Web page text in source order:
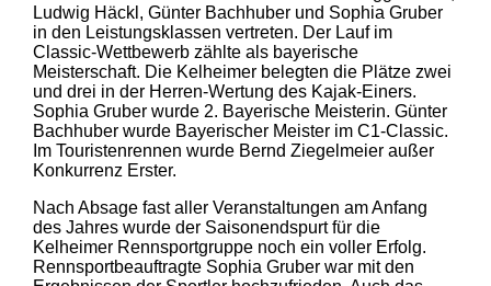
Ludwig Häckl, Günter Bachhuber und Sophia Gruber
in den Leistungsklassen vertreten. Der Lauf im
Classic-Wettbewerb zählte als bayerische
Meisterschaft. Die Kelheimer belegten die Plätze zwei
und drei in der Herren-Wertung des Kajak-Einers.
Sophia Gruber wurde 2. Bayerische Meisterin. Günter
Bachhuber wurde Bayerischer Meister im C1-Classic.
Im Touristenrennen wurde Bernd Ziegelmeier außer
Konkurrenz Erster.
Nach Absage fast aller Veranstaltungen am Anfang
des Jahres wurde der Saisonendspurt für die
Kelheimer Rennsportgruppe noch ein voller Erfolg.
Rennsportbeauftragte Sophia Gruber war mit den